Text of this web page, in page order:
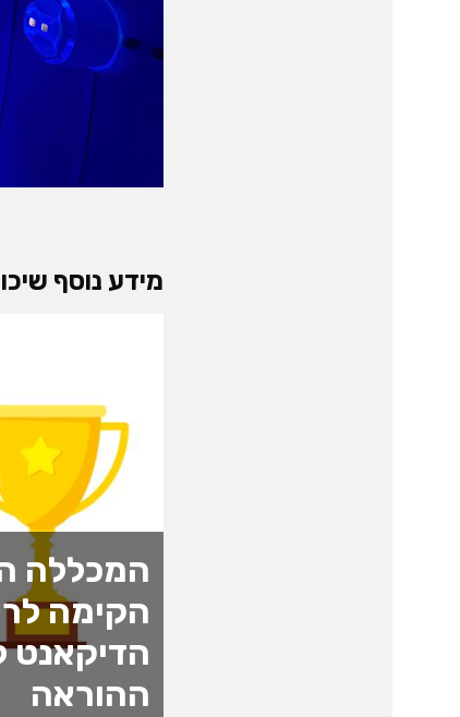
מידע נוסף
המכללה
הקימה
הדיקאנט
ההוראה